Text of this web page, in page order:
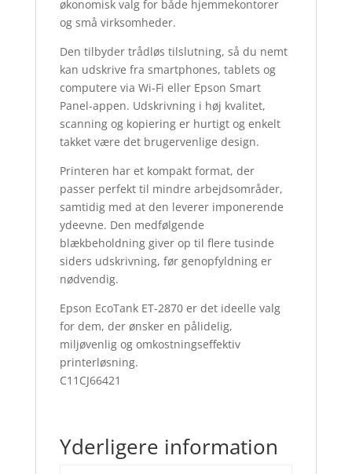
økonomisk valg for både hjemmekontorer
og små virksomheder.
Den tilbyder trådløs tilslutning, så du nemt
kan udskrive fra smartphones, tablets og
computere via Wi-Fi eller Epson Smart
Panel-appen. Udskrivning i høj kvalitet,
scanning og kopiering er hurtigt og enkelt
takket være det brugervenlige design.
Printeren har et kompakt format, der
passer perfekt til mindre arbejdsområder,
samtidig med at den leverer imponerende
ydeevne. Den medfølgende
blækbeholdning giver op til flere tusinde
siders udskrivning, før genopfyldning er
nødvendig.
Epson EcoTank ET-2870 er det ideelle valg
for dem, der ønsker en pålidelig,
miljøvenlig og omkostningseffektiv
printerløsning.
C11CJ66421
Yderligere information